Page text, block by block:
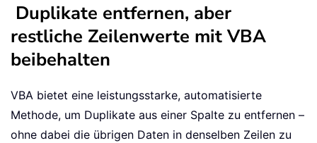
Duplikate entfernen, aber
restliche Zeilenwerte mit VBA
beibehalten
VBA bietet eine leistungsstarke, automatisierte
Methode, um Duplikate aus einer Spalte zu entfernen –
ohne dabei die übrigen Daten in denselben Zeilen zu